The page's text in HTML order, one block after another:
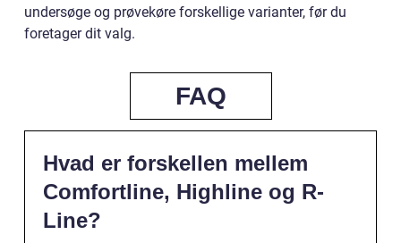
undersøge og prøvekøre forskellige varianter, før du
foretager dit valg.
FAQ
Hvad er forskellen mellem
Comfortline, Highline og R-
Line?